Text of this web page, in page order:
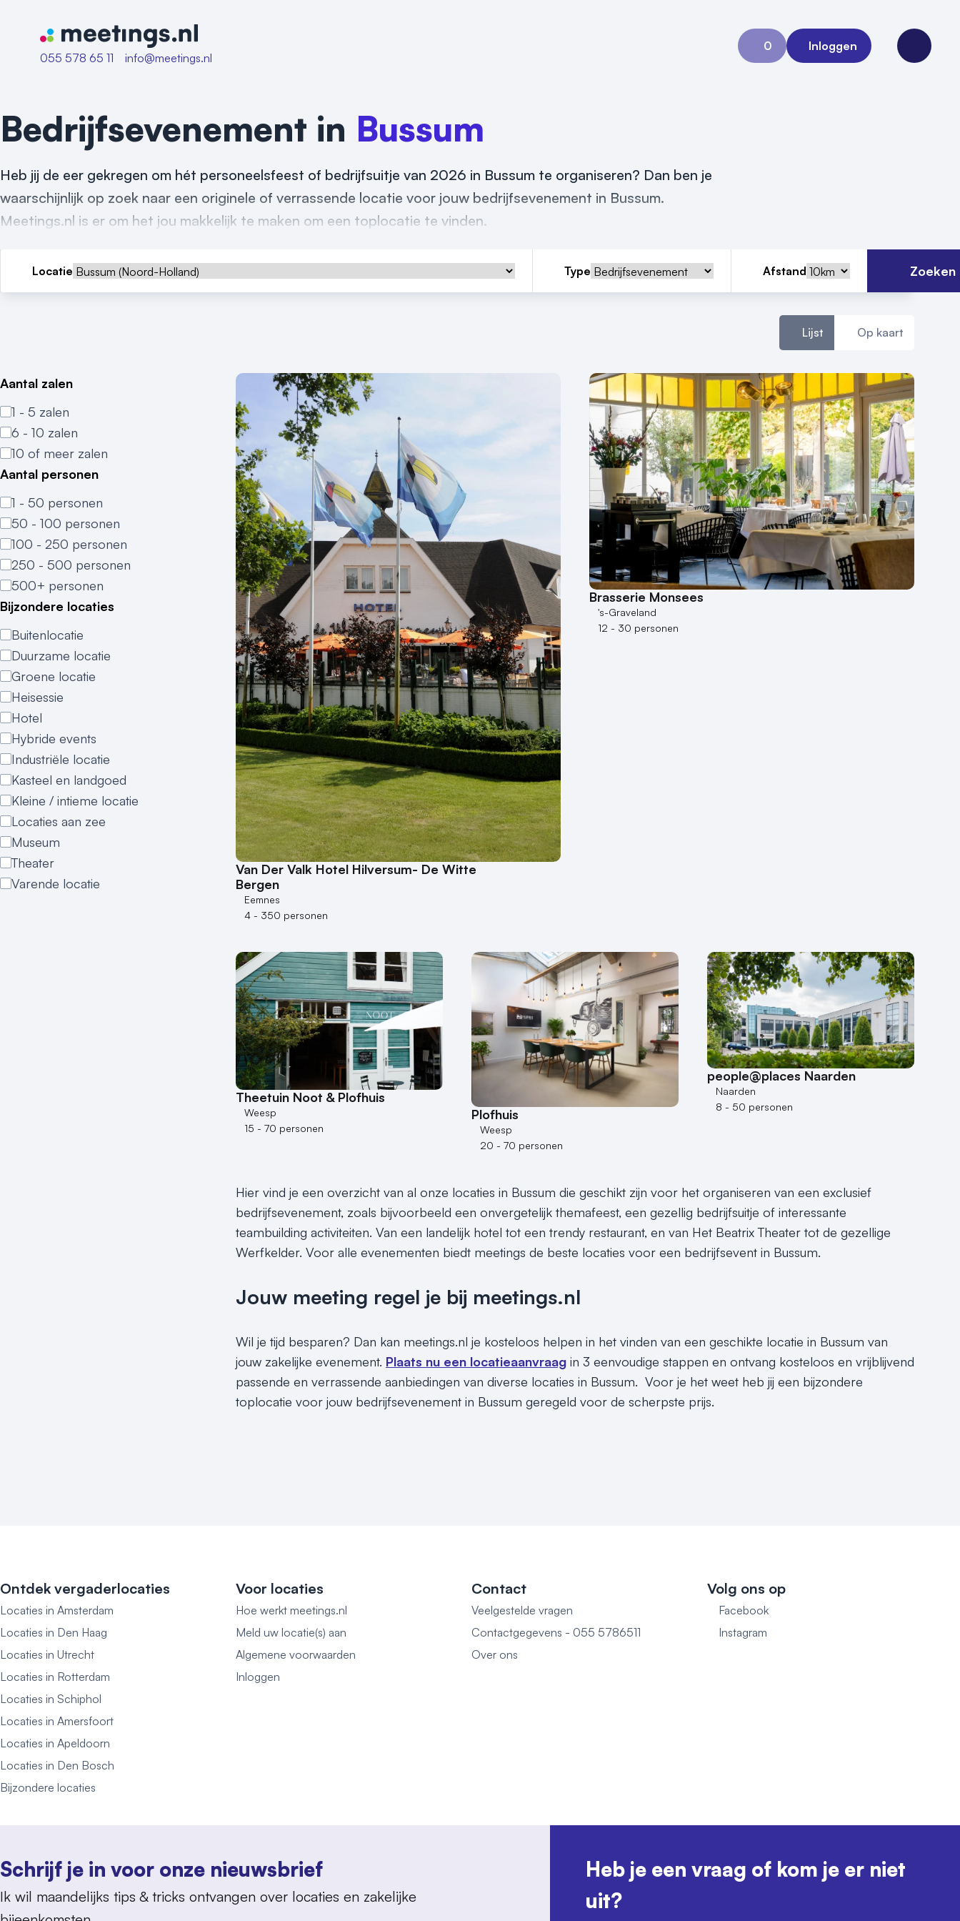
Naar home van Meetings
055 578 65 11
info@meetings.nl
0
Aanvraag 0
Inloggen
Open
Bedrijfsevenement in Bussum
Heb jij de eer gekregen om hét personeelsfeest of bedrijfsuitje van 2026 in Bussum te organiseren? Dan ben je
waarschijnlijk op zoek naar een originele of verrassende locatie voor jouw bedrijfsevenement in Bussum.
Meetings.nl is er om het jou makkelijk te maken om een toplocatie te vinden.
Locatie Type Afstand Zoeken
Lijst Op kaart
Aantal zalen
1 - 5 zalen
6 - 10 zalen
10 of meer zalen
Aantal personen
1 - 50 personen
50 - 100 personen
100 - 250 personen
250 - 500 personen
500+ personen
Bijzondere locaties
Buitenlocatie
Duurzame locatie
Groene locatie
Heisessie
Hotel
Hybride events
Industriële locatie
Kasteel en landgoed
Kleine / intieme locatie
Locaties aan zee
Museum
Theater
Varende locatie
Van Der Valk Hotel Hilversum- De Witte
Bergen
Eemnes
4 - 350 personen
Brasserie Monsees
's-Graveland
12 - 30 personen
Theetuin Noot & Plofhuis
Weesp
15 - 70 personen
Plofhuis
Weesp
20 - 70 personen
people@places Naarden
Naarden
8 - 50 personen
Hier vind je een overzicht van al onze locaties in Bussum die geschikt zijn voor het organiseren van een exclusief
bedrijfsevenement, zoals bijvoorbeeld een onvergetelijk themafeest, een gezellig bedrijfsuitje of interessante
teambuilding activiteiten. Van een landelijk hotel tot een trendy restaurant, en van Het Beatrix Theater tot de gezellige
Werfkelder. Voor alle evenementen biedt meetings de beste locaties voor een bedrijfsevent in Bussum.
Jouw meeting regel je bij meetings.nl
Wil je tijd besparen? Dan kan meetings.nl je kosteloos helpen in het vinden van een geschikte locatie in Bussum van
jouw zakelijke evenement. Plaats nu een locatieaanvraag in 3 eenvoudige stappen en ontvang kosteloos en vrijblijvend
passende en verrassende aanbiedingen van diverse locaties in Bussum. Voor je het weet heb jij een bijzondere
toplocatie voor jouw bedrijfsevenement in Bussum geregeld voor de scherpste prijs.
Ontdek vergaderlocaties
Locaties in Amsterdam
Locaties in Den Haag
Locaties in Utrecht
Locaties in Rotterdam
Locaties in Schiphol
Locaties in Amersfoort
Locaties in Apeldoorn
Locaties in Den Bosch
Bijzondere locaties
Voor locaties
Hoe werkt meetings.nl
Meld uw locatie(s) aan
Algemene voorwaarden
Inloggen
Contact
Veelgestelde vragen
Contactgegevens - 055 5786511
Over ons
Volg ons op
Facebook
Instagram
Schrijf je in voor onze nieuwsbrief
Ik wil maandelijks tips & tricks ontvangen over locaties en zakelijke
Heb je een vraag of kom je er niet
uit?